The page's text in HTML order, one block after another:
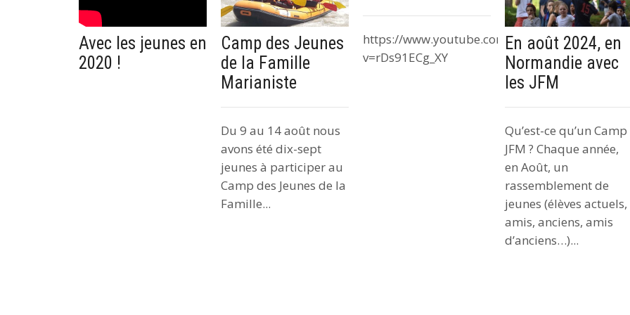
Avec les jeunes en
2020 !
Camp des Jeunes
de la Famille
Marianiste
Du 9 au 14 août nous
avons été dix-sept
jeunes à participer au
Camp des Jeunes de la
Famille...
https://www.youtube.com/watch?
v=rDs91ECg_XY
En août 2024, en
Normandie avec
les JFM
Qu’est-ce qu’un Camp
JFM ? Chaque année,
en Août, un
rassemblement de
jeunes (élèves actuels,
amis, anciens, amis
d’anciens…)...